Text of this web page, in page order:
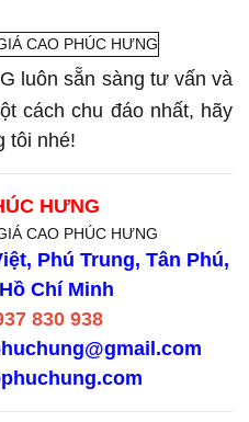
luôn sẵn sàng tư vấn và
cách chu đáo nhất, hãy
tôi nhé!
HƯNG
Phú Trung, Tân Phú,
Chí Minh
830 938